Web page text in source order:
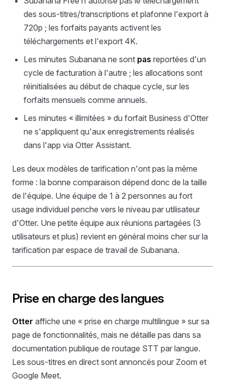
des sous-titres/transcriptions et plafonne l'export à
720p ; les forfaits payants activent les
téléchargements et l'export 4K.
Les minutes Subanana ne sont pas reportées d'un
cycle de facturation à l'autre ; les allocations sont
réinitialisées au début de chaque cycle, sur les
forfaits mensuels comme annuels.
Les minutes « illimitées » du forfait Business d'Otter
ne s'appliquent qu'aux enregistrements réalisés
dans l'app via Otter Assistant.
Les deux modèles de tarification n'ont pas la même
forme : la bonne comparaison dépend donc de la taille
de l'équipe. Une équipe de 1 à 2 personnes au fort
usage individuel penche vers le niveau par utilisateur
d'Otter. Une petite équipe aux réunions partagées (3
utilisateurs et plus) revient en général moins cher sur la
tarification par espace de travail de Subanana.
Prise en charge des langues
Otter affiche une « prise en charge multilingue » sur sa
page de fonctionnalités, mais ne détaille pas dans sa
documentation publique de routage STT par langue.
Les sous-titres en direct sont annoncés pour Zoom et
Google Meet.